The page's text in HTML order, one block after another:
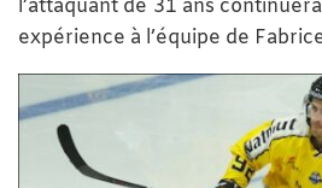
l’attaquant de 31 ans
expérience à l’équipe de